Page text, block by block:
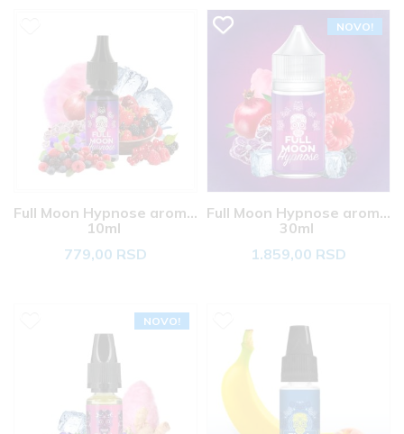
Full Moon Hypnose aroma
10ml
779,00 RSD
NOVO!
Full Moon Hypnose aroma
30ml
1.859,00 RSD
NOVO!